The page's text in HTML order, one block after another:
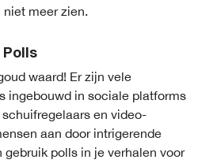
meer zien.
Polls
waard! Er zijn vele
ingebouwd in sociale platforms
en video-
aan door intrigerende
gebruik polls in je verhalen voor